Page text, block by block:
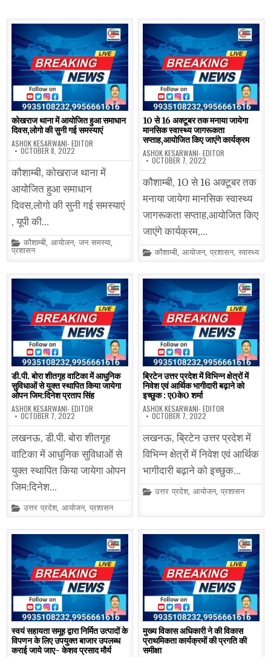
कोखराज थाना में आयोजित हुआ समाधान
दिवस,लोगो की सुनी गई समस्याएं
ASHOK KESARWANI- EDITOR
OCTOBER 8, 2022
कौशाम्बी, कोखराज थाना में
आयोजित हुआ समाधान
दिवस,लोगो की सुनी गई समस्याएं
, यूपी की…
Posted
in
कौशाम्बी,आयोजन,जन समस्या,
प्रशासन
10 से 16 अक्टूबर तक मनाया जायेगा
मानसिक स्वास्थ्य जागरूकता
सप्ताह,आयोजित किए जाएंगे कार्यक्रम
ASHOK KESARWANI- EDITOR
OCTOBER 7, 2022
कौशाम्बी, 10 से 16 अक्टूबर तक
मनाया जायेगा मानसिक स्वास्थ्य
जागरूकता सप्ताह,आयोजित किए
जाएंगे कार्यक्रम,…
Posted
in
कौशाम्बी,आयोजन,प्रशासन,स्वास्थ्य
डी.पी. बोरा शीतगृह वाटिका में आधुनिक
सुविधाओं से युक्त स्थापित किया जायेगा
ओपन जिम:दिनेश प्रताप सिंह
ASHOK KESARWANI- EDITOR
OCTOBER 7, 2022
लखनऊ, डी.पी. बोरा शीतगृह
वाटिका में आधुनिक सुविधाओं से
युक्त स्थापित किया जायेगा ओपन
जिम:दिनेश…
Posted
in
उत्तर प्रदेश,आयोजन,प्रशासन
ब्रिटेन उत्तर प्रदेश में विभिन्न क्षेत्रों में
निवेश एवं आर्थिक भागीदारी बढ़ाने को
इच्छुक : ए0के0 शर्मा
ASHOK KESARWANI- EDITOR
OCTOBER 7, 2022
लखनऊ, ब्रिटेन उत्तर प्रदेश में
विभिन्न क्षेत्रों में निवेश एवं आर्थिक
भागीदारी बढ़ाने को इच्छुक…
Posted
उत्तर प्रदेश,आयोजन,प्रशासन
स्वयं सहायता समूह द्वारा निर्मित उत्पादों के
विपणन के लिए उपयुक्त बाजार उपलब्ध
कराई जाये जाए- केशव प्रसाद मौर्य
मुख्य विकास अधिकारी ने की विकास
प्राथमिकता कार्यक्रमों की प्रगति की
समीक्षा